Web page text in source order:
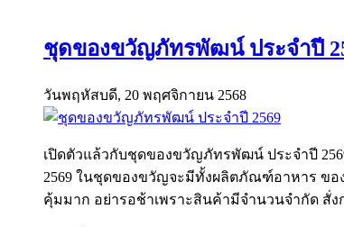
ชุดของขวัญภัทรพัฒน์ ประจำปี
วันพฤหัสบดี, 20 พฤศจิกายน 2568
เปิดตัวแล้วกับชุดของขวัญภัทรพัฒน์ ประจำปี
2569 ในชุดของขวัญจะมีทั้งผลิตภัณฑ์อาหาร ข
คุ้มมาก อย่ารอช้าเพราะสินค้ามีจำนวนจำกัด สั่ง